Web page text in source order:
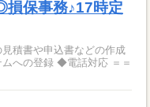
損保事務♪17時定
の登録 ◆電話対応 ＝＝